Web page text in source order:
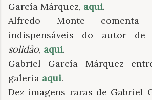
García Márquez, aqui.
Alfredo Monte
indispensáveis do autor de
solidão, aqui.
Gabriel García Márquez
galeria aqui.
Dez imagens raras de Gabriel